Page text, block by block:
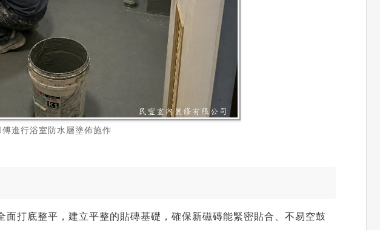
傅進行浴室防水層塗佈施作
打底整平，建立平整的貼磚基礎，確保新磁磚能緊密貼合、不易空鼓